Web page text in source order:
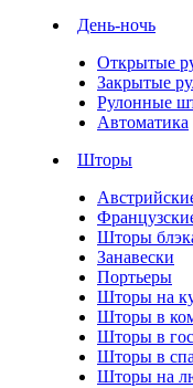
День-ночь
Открытые
Закрытые
Рулонные
Автоматика
Шторы
Шторы
Занавески
Портьеры
Шторы на
Шторы в
Шторы в
Шторы в
Шторы на